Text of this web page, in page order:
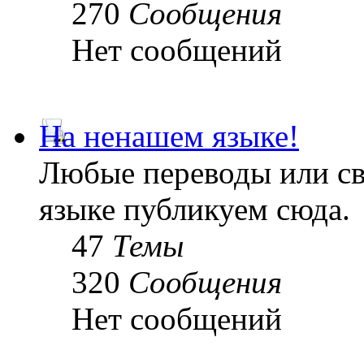
270 Сообщения
Нет сообщений
На ненашем языке!
Любые переводы или
языке публикуем сюда.
47 Темы
320 Сообщения
Нет сообщений